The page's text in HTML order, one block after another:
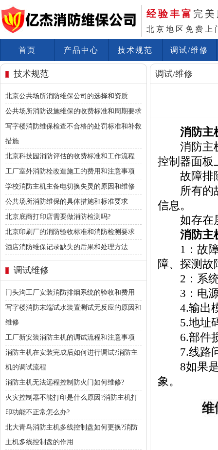
经验丰富 完
北京地区免费上
首页 产品中心 技术规范 调试/维修
技术规范
北京公共场所消防维保公司的选择和资质
公共场所消防设施维保的收费标准和周期要求
写字楼消防维保检查不合格的处罚标准和补救
措施
北京科技园消防评估的收费标准和工作流程
工厂室外消防栓改造施工的费用和注意事项
学校消防主机主备电切换失灵的原因和维修
公共场所消防维保的具体措施和标准要求
北京底商打印店需要做消防检测吗?
北京印刷厂的消防验收标准和消防检测要求
酒店消防维保记录缺失的后果和处理方法
调试维修
门头沟工厂安装消防排烟系统的验收和费用
写字楼消防末端试水装置测试无反应的原因和
维修
工厂新安装消防主机的调试流程和注意事项
消防主机在安装完成后如何进行调试?消防主
机的调试流程
消防主机无法远程控制防火门如何维修?
火灾控制器不能打印是什么原因?消防主机打
印功能不正常怎么办?
北大青鸟消防主机多线控制盘如何更换?消防
主机多线控制盘的作用
调试/维修
消防主
消防主机
控制器面板
故障排除
所有的故
信息。
如存在屏
消防主
1：故障(
障、探测故
2：系统
3：电源
4.输出模
5.地址
6.部件
7.线路
8如果是
象。